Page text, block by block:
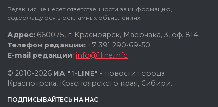
Редакция не несет ответственности за информацию,
содержащуюся в рекламных объявлениях.
Адрес: 660075, г. Красноярск, Маерчака, 3, оф. 814.
Телефон редакции: +7 391 290-69-50.
E-mail редакции: info@1line.info
© 2010-2026 ИА "1-LINE" - новости города
Красноярска, Красноярского края, Сибири.
ПОДПИСЫВАЙТЕСЬ НА НАС